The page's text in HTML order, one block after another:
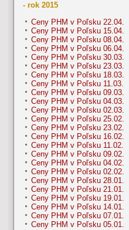
- rok 2015
Ceny PHM v Poľsku 22.04.
Ceny PHM v Poľsku 15.04.
Ceny PHM v Poľsku 08.04.
Ceny PHM v Poľsku 06.04.
Ceny PHM v Poľsku 30.03.
Ceny PHM v Poľsku 23.03.
Ceny PHM v Poľsku 18.03.
Ceny PHM v Poľsku 11.03.
Ceny PHM v Poľsku 09.03.
Ceny PHM v Poľsku 04.03.
Ceny PHM v Poľsku 02.03.
Ceny PHM v Poľsku 25.02.
Ceny PHM v Poľsku 23.02.
Ceny PHM v Poľsku 16.02.
Ceny PHM v Poľsku 11.02.
Ceny PHM v Poľsku 09.02.
Ceny PHM v Poľsku 04.02.
Ceny PHM v Poľsku 02.02.
Ceny PHM v Poľsku 28.01.
Ceny PHM v Poľsku 21.01.
Ceny PHM v Poľsku 19.01.
Ceny PHM v Poľsku 14.01.
Ceny PHM v Poľsku 07.01.
Ceny PHM v Poľsku 05.01.